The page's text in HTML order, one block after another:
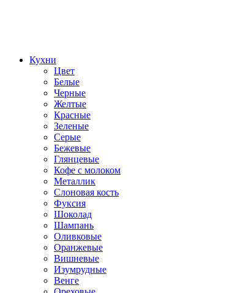
Кухни
Цвет
Белые
Черные
Желтые
Красные
Зеленые
Серые
Бежевые
Глянцевые
Кофе с молоком
Металлик
Слоновая кость
Фуксия
Шоколад
Шампань
Оливковые
Оранжевые
Вишневые
Изумрудные
Венге